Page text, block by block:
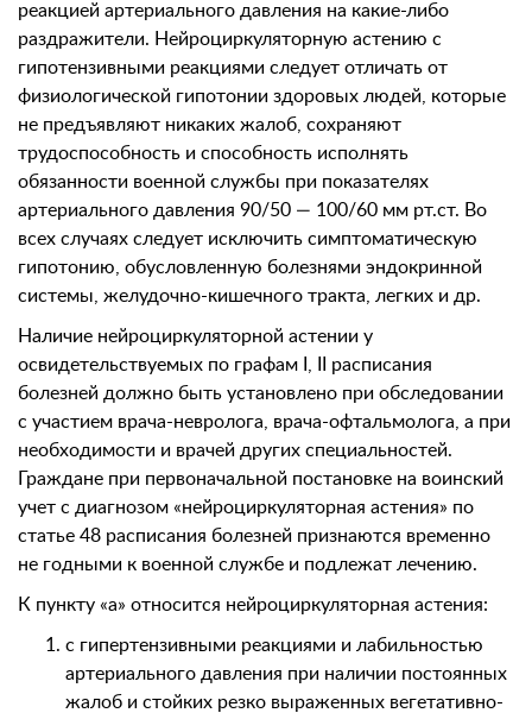
реакцией артериального давления на какие-либо
раздражители. Нейроциркуляторную астению с
гипотензивными реакциями следует отличать от
физиологической гипотонии здоровых людей, которые
не предъявляют никаких жалоб, сохраняют
трудоспособность и способность исполнять
обязанности военной службы при показателях
артериального давления 90/50 — 100/60 мм рт.ст. Во
всех случаях следует исключить симптоматическую
гипотонию, обусловленную болезнями эндокринной
системы, желудочно-кишечного тракта, легких и др.
Наличие нейроциркуляторной астении у
освидетельствуемых по графам I, II расписания
болезней должно быть установлено при обследовании
с участием врача-невролога, врача-офтальмолога, а при
необходимости и врачей других специальностей.
Граждане при первоначальной постановке на воинский
учет с диагнозом «нейроциркуляторная астения» по
статье 48 расписания болезней признаются временно
не годными к военной службе и подлежат лечению.
К пункту «а» относится нейроциркуляторная астения:
с гипертензивными реакциями и лабильностью
артериального давления при наличии постоянных
жалоб и стойких резко выраженных вегетативно-